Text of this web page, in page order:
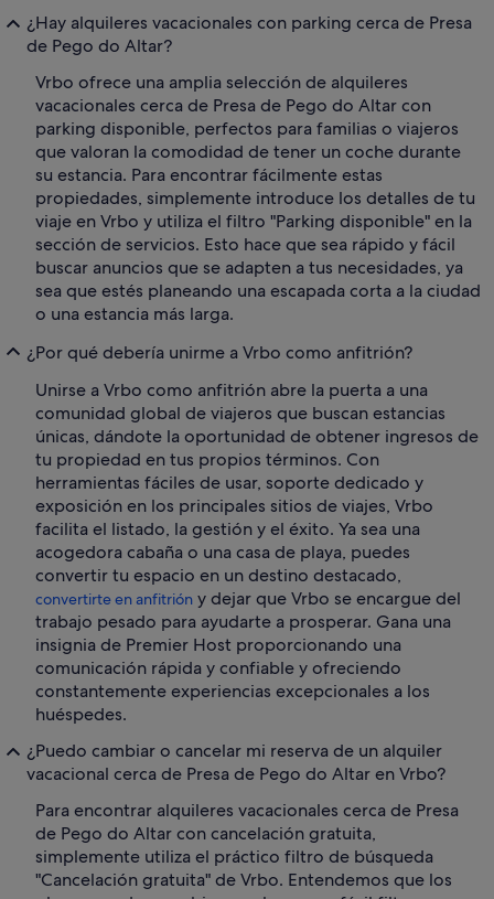
¿Hay alquileres vacacionales con parking cerca de Presa
de Pego do Altar?
Vrbo ofrece una amplia selección de alquileres
vacacionales cerca de Presa de Pego do Altar con
parking disponible, perfectos para familias o viajeros
que valoran la comodidad de tener un coche durante
su estancia. Para encontrar fácilmente estas
propiedades, simplemente introduce los detalles de tu
viaje en Vrbo y utiliza el filtro "Parking disponible" en la
sección de servicios. Esto hace que sea rápido y fácil
buscar anuncios que se adapten a tus necesidades, ya
sea que estés planeando una escapada corta a la ciudad
o una estancia más larga.
¿Por qué debería unirme a Vrbo como anfitrión?
Unirse a Vrbo como anfitrión abre la puerta a una
comunidad global de viajeros que buscan estancias
únicas, dándote la oportunidad de obtener ingresos de
tu propiedad en tus propios términos. Con
herramientas fáciles de usar, soporte dedicado y
exposición en los principales sitios de viajes, Vrbo
facilita el listado, la gestión y el éxito. Ya sea una
acogedora cabaña o una casa de playa, puedes
convertir tu espacio en un destino destacado,
convertirte en anfitrión y dejar que Vrbo se encargue del
trabajo pesado para ayudarte a prosperar. Gana una
insignia de Premier Host proporcionando una
comunicación rápida y confiable y ofreciendo
constantemente experiencias excepcionales a los
huéspedes.
¿Puedo cambiar o cancelar mi reserva de un alquiler
vacacional cerca de Presa de Pego do Altar en Vrbo?
Para encontrar alquileres vacacionales cerca de Presa
de Pego do Altar con cancelación gratuita,
simplemente utiliza el práctico filtro de búsqueda
"Cancelación gratuita" de Vrbo. Entendemos que los